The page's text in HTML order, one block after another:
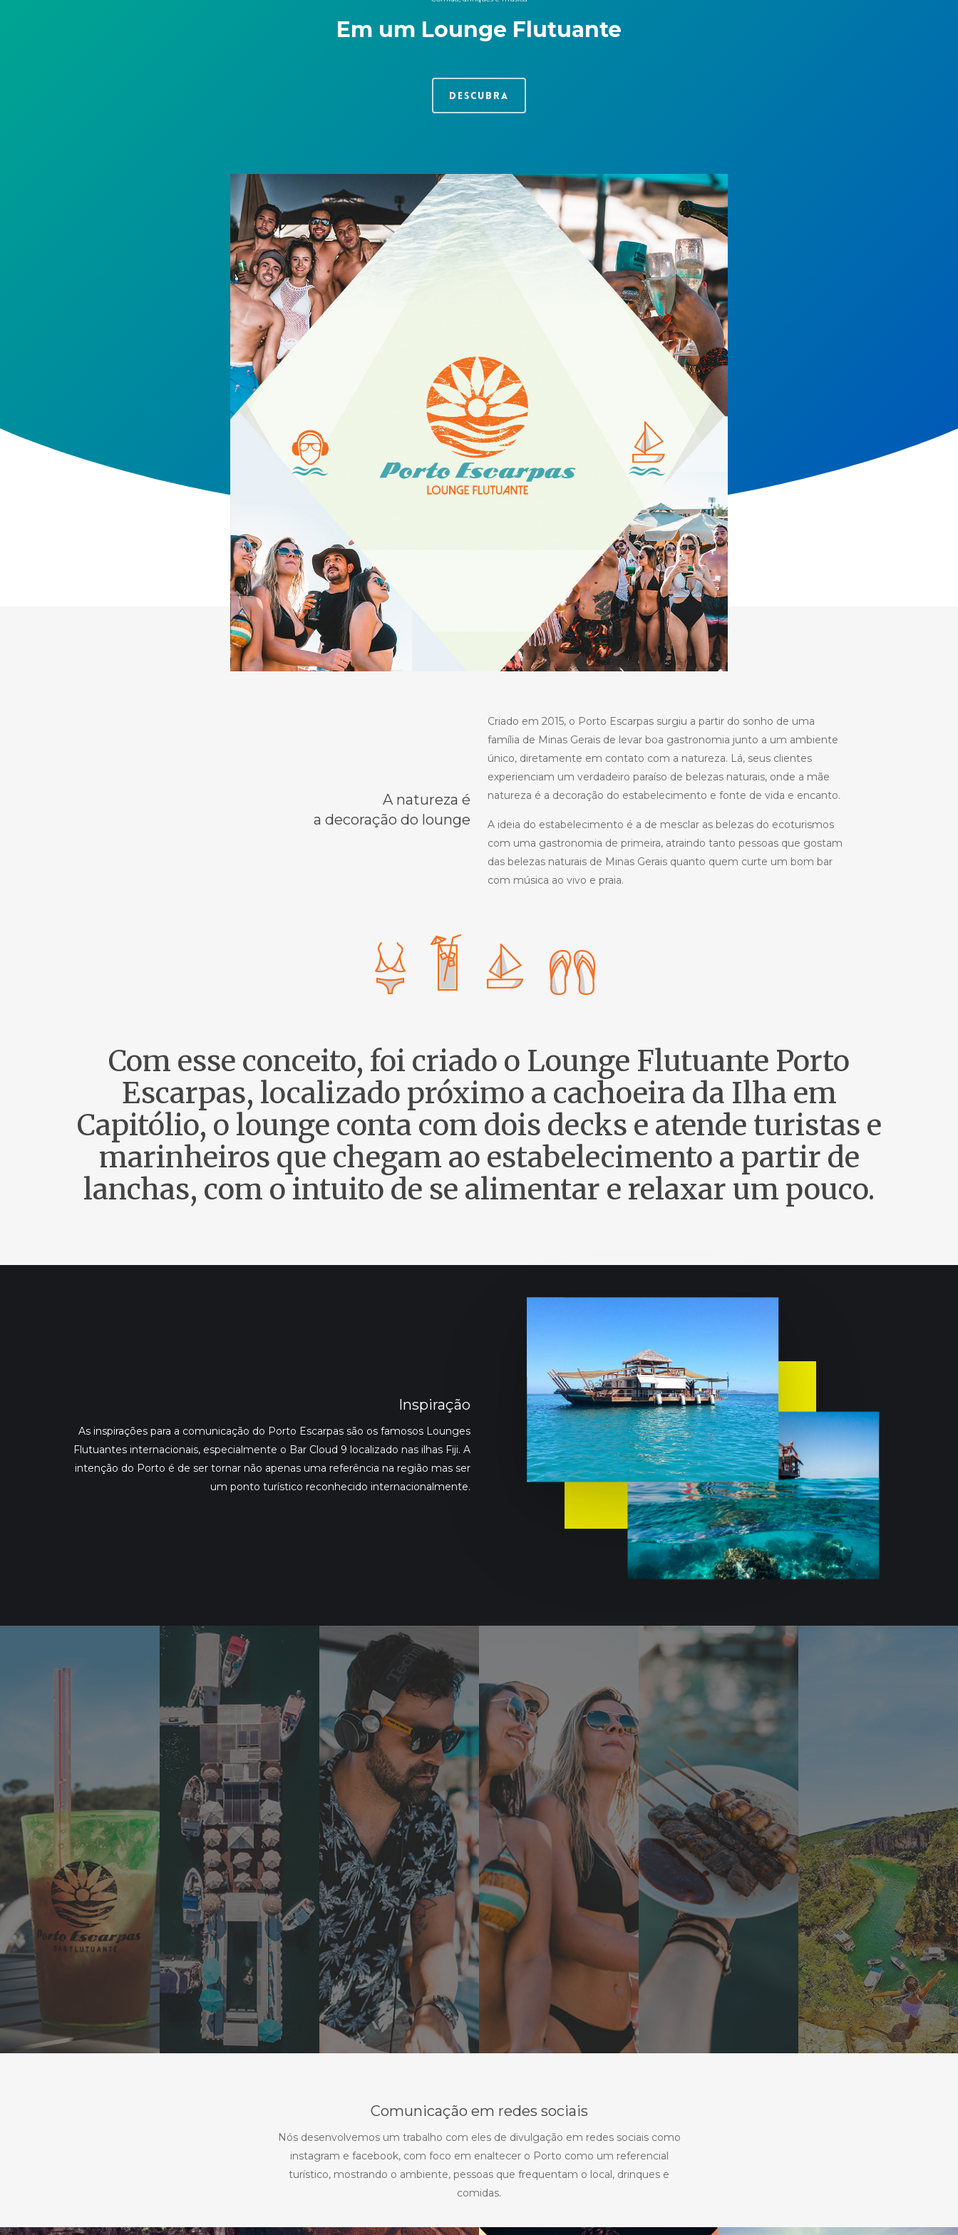
Em um Lounge Flutuante
Descubra
A natureza é
a decoração do lounge
Criado em 2015, o Porto Escarpas surgiu a partir do sonho de uma
família de Minas Gerais de levar boa gastronomia junto a um ambiente
único, diretamente em contato com a natureza. Lá, seus clientes
experienciam um verdadeiro paraíso de belezas naturais, onde a mãe
natureza é a decoração do estabelecimento e fonte de vida e encanto.
A ideia do estabelecimento é a de mesclar as belezas do ecoturismos
com uma gastronomia de primeira, atraindo tanto pessoas que gostam
das belezas naturais de Minas Gerais quanto quem curte um bom bar
com música ao vivo e praia.
Com esse conceito, foi criado o Lounge Flutuante Porto
Escarpas, localizado próximo a cachoeira da Ilha em
Capitólio, o lounge conta com dois decks e atende turistas e
marinheiros que chegam ao estabelecimento a partir de
lanchas, com o intuito de se alimentar e relaxar um pouco.
Inspiração
As inspirações para a comunicação do Porto Escarpas são os famosos Lounges
Flutuantes internacionais, especialmente o Bar Cloud 9 localizado nas ilhas Fiji. A
intenção do Porto é de ser tornar não apenas uma referência na região mas ser
um ponto turístico reconhecido internacionalmente.
Learn
Comunicação em redes sociais
Nós desenvolvemos um trabalho com eles de divulgação em redes sociais como
instagram e facebook, com foco em enaltecer o Porto como um referencial
turístico, mostrando o ambiente, pessoas que frequentam o local, drinques e
comidas.